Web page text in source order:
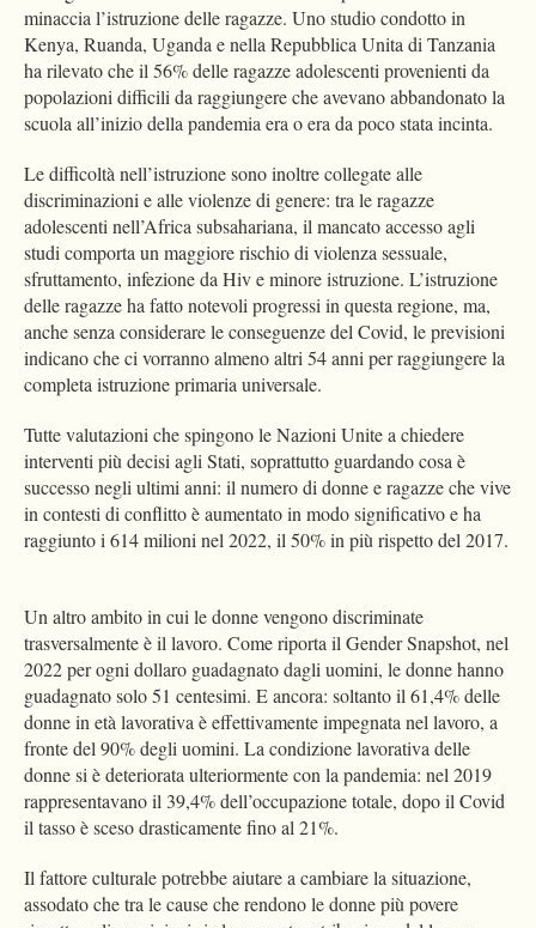
minaccia l’istruzione delle ragazze. Uno studio condotto in
Kenya, Ruanda, Uganda e nella Repubblica Unita di Tanzania
ha rilevato che il 56% delle ragazze adolescenti provenienti da
popolazioni difficili da raggiungere che avevano abbandonato la
scuola all’inizio della pandemia era o era da poco stata incinta.
Le difficoltà nell’istruzione sono inoltre collegate alle
discriminazioni e alle violenze di genere: tra le ragazze
adolescenti nell’Africa subsahariana, il mancato accesso agli
studi comporta un maggiore rischio di violenza sessuale,
sfruttamento, infezione da Hiv e minore istruzione. L’istruzione
delle ragazze ha fatto notevoli progressi in questa regione, ma,
anche senza considerare le conseguenze del Covid, le previsioni
indicano che ci vorranno almeno altri 54 anni per raggiungere la
completa istruzione primaria universale.
Tutte valutazioni che spingono le Nazioni Unite a chiedere
interventi più decisi agli Stati, soprattutto guardando cosa è
successo negli ultimi anni: il numero di donne e ragazze che vive
in contesti di conflitto è aumentato in modo significativo e ha
raggiunto i 614 milioni nel 2022, il 50% in più rispetto del 2017.
Un altro ambito in cui le donne vengono discriminate
trasversalmente è il lavoro. Come riporta il Gender Snapshot, nel
2022 per ogni dollaro guadagnato dagli uomini, le donne hanno
guadagnato solo 51 centesimi. E ancora: soltanto il 61,4% delle
donne in età lavorativa è effettivamente impegnata nel lavoro, a
fronte del 90% degli uomini. La condizione lavorativa delle
donne si è deteriorata ulteriormente con la pandemia: nel 2019
rappresentavano il 39,4% dell’occupazione totale, dopo il Covid
il tasso è sceso drasticamente fino al 21%.
Il fattore culturale potrebbe aiutare a cambiare la situazione,
assodato che tra le cause che rendono le donne più povere